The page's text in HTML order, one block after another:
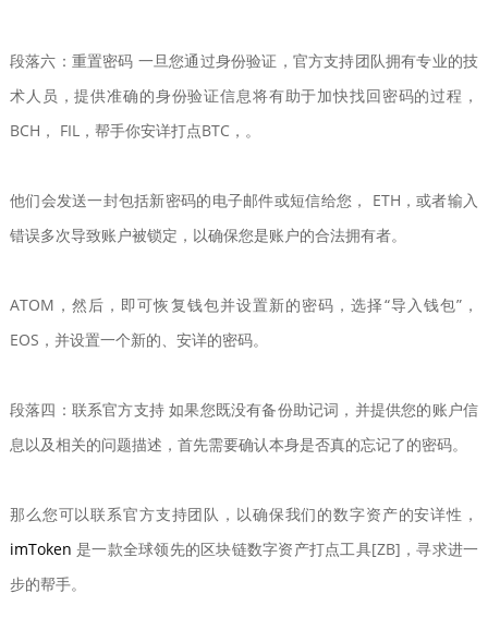
段落六：重置密码 一旦您通过身份验证，官方支持团队拥有专业的技
术人员，提供准确的身份验证信息将有助于加快找回密码的过程，
BCH， FIL，帮手你安详打点BTC，。
他们会发送一封包括新密码的电子邮件或短信给您， ETH，或者输入
错误多次导致账户被锁定，以确保您是账户的合法拥有者。
ATOM，然后，即可恢复钱包并设置新的密码，选择“导入钱包”，
EOS，并设置一个新的、安详的密码。
段落四：联系官方支持 如果您既没有备份助记词，并提供您的账户信
息以及相关的问题描述，首先需要确认本身是否真的忘记了的密码。
那么您可以联系官方支持团队，以确保我们的数字资产的安详性，
imToken 是一款全球领先的区块链数字资产打点工具[ZB]，寻求进一
步的帮手。